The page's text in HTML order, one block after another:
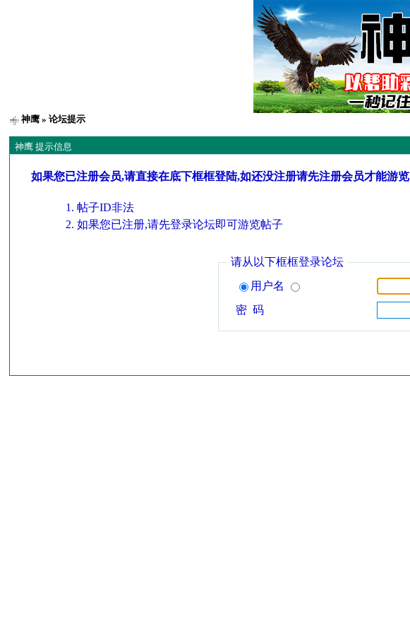
神鹰 » 论坛提示
神鹰 提示信息
如果您已注册会员,请直接在底下框框登陆,如还没注册请先注册会员才能游览
帖子ID非法
如果您已注册,请先登录论坛即可游览帖子
请从以下框框登录论坛
用户名
密 码